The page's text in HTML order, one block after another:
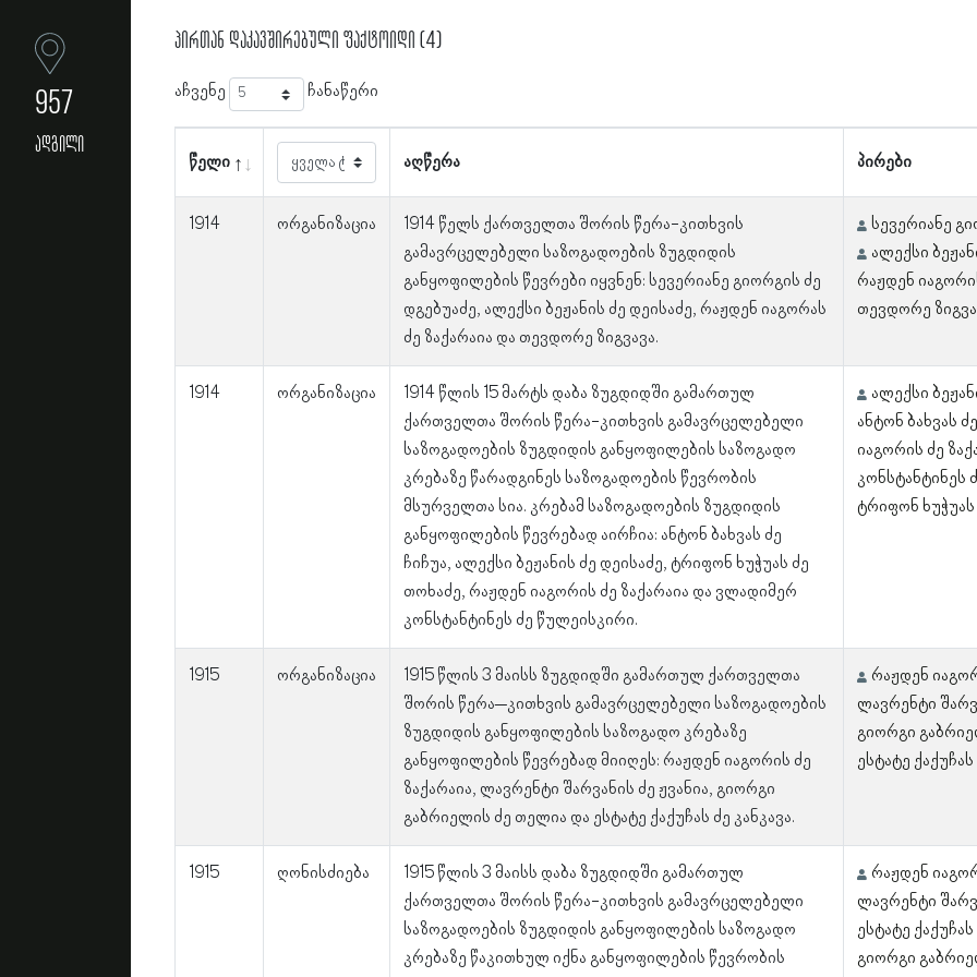
957
ადგილი
პირთან დაკავშირებული ფაქტოიდი (4)
აჩვენე ჩანაწერი
წელი აღწერა პირები
1914 ორგანიზაცია
1914 წელს ქართველთა შორის წერა-კითხვის
გამავრცელებელი საზოგადოების ზუგდიდის
განყოფილების წევრები იყვნენ: სევერიანე გიორგის ძე
დგებუაძე, ალექსი ბეჟანის ძე დეისაძე, რაჟდენ იაგორას
ძე ზაქარაია და თევდორე ზიგვავა.
სევერიანე
ალექსი
რაჟდენ
თევდორე
1914 ორგანიზაცია
1914 წლის 15 მარტს დაბა ზუგდიდში გამართულ
ქართველთა შორის წერა-კითხვის გამავრცელებელი
საზოგადოების ზუგდიდის განყოფილების საზოგადო
კრებაზე წარადგინეს საზოგადოების წევრობის
მსურველთა სია. კრებამ საზოგადოების ზუგდიდის
განყოფილების წევრებად აირჩია: ანტონ ბახვას ძე
ჩიჩუა, ალექსი ბეჟანის ძე დეისაძე, ტრიფონ ხუჭუას ძე
თოხაძე, რაჟდენ იაგორის ძე ზაქარაია და ვლადიმერ
კონსტანტინეს ძე წულეისკირი.
ალექსი
ანტონ ბახვას
იაგორის ძე
კონსტანტინეს
ტრიფონ
1915 ორგანიზაცია
1915 წლის 3 მაისს ზუგდიდში გამართულ ქართველთა
შორის წერა–კითხვის გამავრცელებელი საზოგადოების
ზუგდიდის განყოფილების საზოგადო კრებაზე
განყოფილების წევრებად მიიღეს: რაჟდენ იაგორის ძე
ზაქარაია, ლავრენტი შარვანის ძე ჟვანია, გიორგი
გაბრიელის ძე თელია და ესტატე ქაქუჩას ძე კანკავა.
რაჟდენ
ლავრენტი
გიორგი
ესტატე ქაქუჩას
1915 ღონისძიება
1915 წლის 3 მაისს დაბა ზუგდიდში გამართულ
ქართველთა შორის წერა-კითხვის გამავრცელებელი
საზოგადოების ზუგდიდის განყოფილების საზოგადო
კრებაზე წაკითხულ იქნა განყოფილების წევრობის
რაჟდენ
ლავრენტი
ესტატე ქაქუჩას
გიორგი